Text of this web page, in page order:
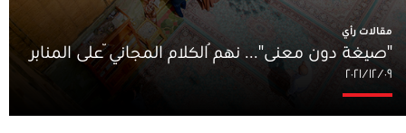
مقالات رأي
"صيغة دون معنى"... نهمُ الكلام المجانيّ على المنابر
٠٩‏/١٢‏/٢٠٢١